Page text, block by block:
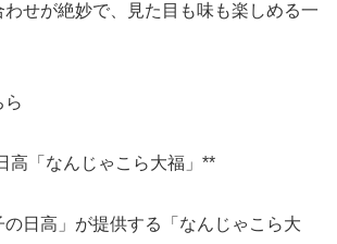
せが絶妙で、見た目も味も楽しめる一
ら
高「なんじゃこら大福」**
日高」が提供する「なんじゃこら大